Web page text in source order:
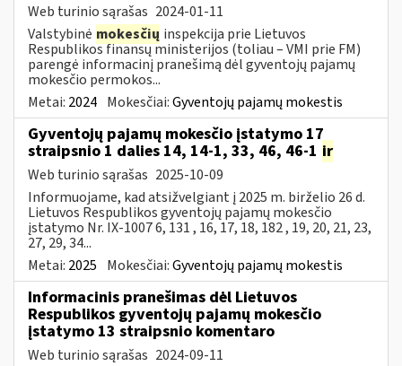
Web turinio sąrašas 2024-01-11
Valstybinė mokesčių inspekcija prie Lietuvos
Respublikos finansų ministerijos (toliau – VMI prie FM)
parengė informacinį pranešimą dėl gyventojų pajamų
mokesčio permokos...
Metai: 2024 Mokesčiai:Gyventojų pajamų mokestis
Gyventojų pajamų mokesčio įstatymo 17
straipsnio 1 dalies 14, 14-1, 33, 46, 46-1 ir
Web turinio sąrašas 2025-10-09
Informuojame, kad atsižvelgiant į 2025 m. birželio 26 d.
Lietuvos Respublikos gyventojų pajamų mokesčio
įstatymo Nr. IX-1007 6, 131 , 16, 17, 18, 182 , 19, 20, 21, 23,
27, 29, 34...
Metai: 2025 Mokesčiai:Gyventojų pajamų mokestis
Informacinis pranešimas dėl Lietuvos
Respublikos gyventojų pajamų mokesčio
įstatymo 13 straipsnio komentaro
Web turinio sąrašas 2024-09-11